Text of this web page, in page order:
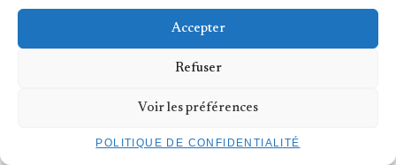
Accepter
Refuser
Voir les préférences
POLITIQUE DE CONFIDENTIALITÉ